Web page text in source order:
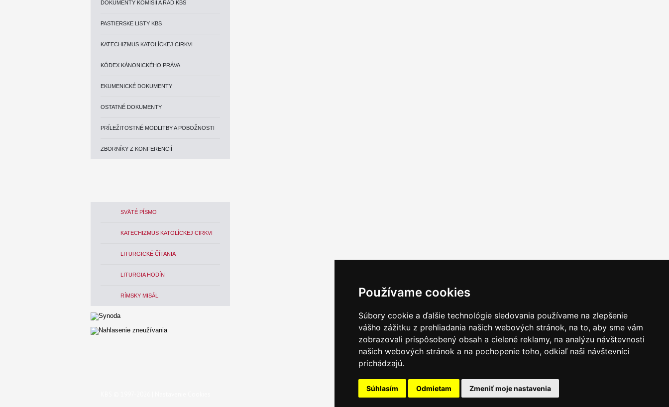
Používame cookies
Súbory cookie a ďalšie technológie sledovania používame na zlepšenie
vášho zážitku z prehliadania našich webových stránok, na to, aby sme vám
zobrazovali prispôsobený obsah a cielené reklamy, na analýzu návštevnosti
našich webových stránok a na pochopenie toho, odkiaľ naši návštevníci
prichádzajú.
Súhlasím Odmietam Zmeniť moje nastavenia
DOKUMENTY KOMISIÍ A RÁD KBS
PASTIERSKE LISTY KBS
KATECHIZMUS KATOLÍCKEJ CIRKVI
KÓDEX KÁNONICKÉHO PRÁVA
EKUMENICKÉ DOKUMENTY
OSTATNÉ DOKUMENTY
PRÍLEŽITOSTNÉ MODLITBY A POBOŽNOSTI
ZBORNÍKY Z KONFERENCIÍ
SVÄTÉ PÍSMO
KATECHIZMUS KATOLÍCKEJ CIRKVI
LITURGICKÉ ČÍTANIA
LITURGIA HODÍN
RÍMSKY MISÁL
Email servis Kontakt Ochrana osobných udajov